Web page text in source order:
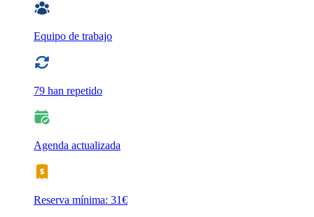
Equipo de trabajo
79 han repetido
Agenda actualizada
Reserva mínima: 31€